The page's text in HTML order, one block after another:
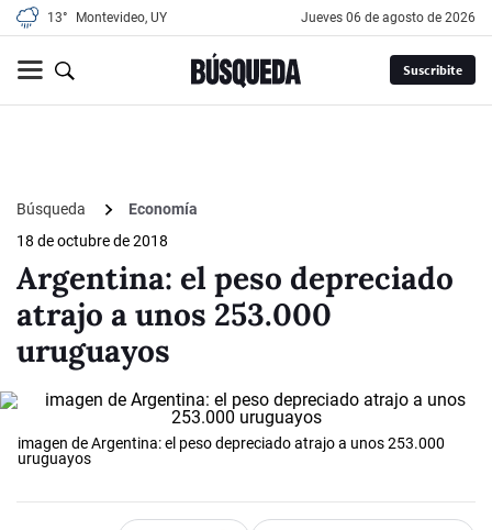
13° Montevideo, UY jueves 06 de agosto de 2026
Suscribite
Búsqueda
Economía
18 de octubre de 2018
Argentina: el peso depreciado
atrajo a unos 253.000
uruguayos
imagen de Argentina: el peso depreciado atrajo a unos 253.000
uruguayos